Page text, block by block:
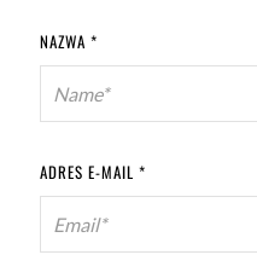
NAZWA *
ADRES E-MAIL *